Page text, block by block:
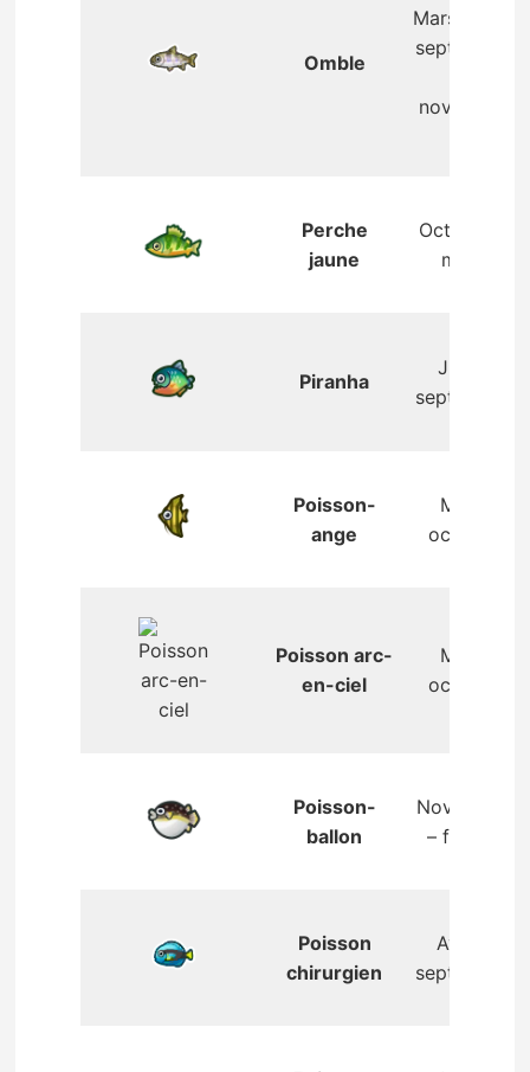
Omble
Mars – juin,
septembre
novembre
Perche
jaune
Octobre –
mars
Piranha
Juin –
septembre
Poisson-
ange
Mai –
octobre
Poisson arc-
en-ciel
Mai –
octobre
Poisson-
ballon
Novembre
– février
Poisson
chirurgien
Avril –
septembre